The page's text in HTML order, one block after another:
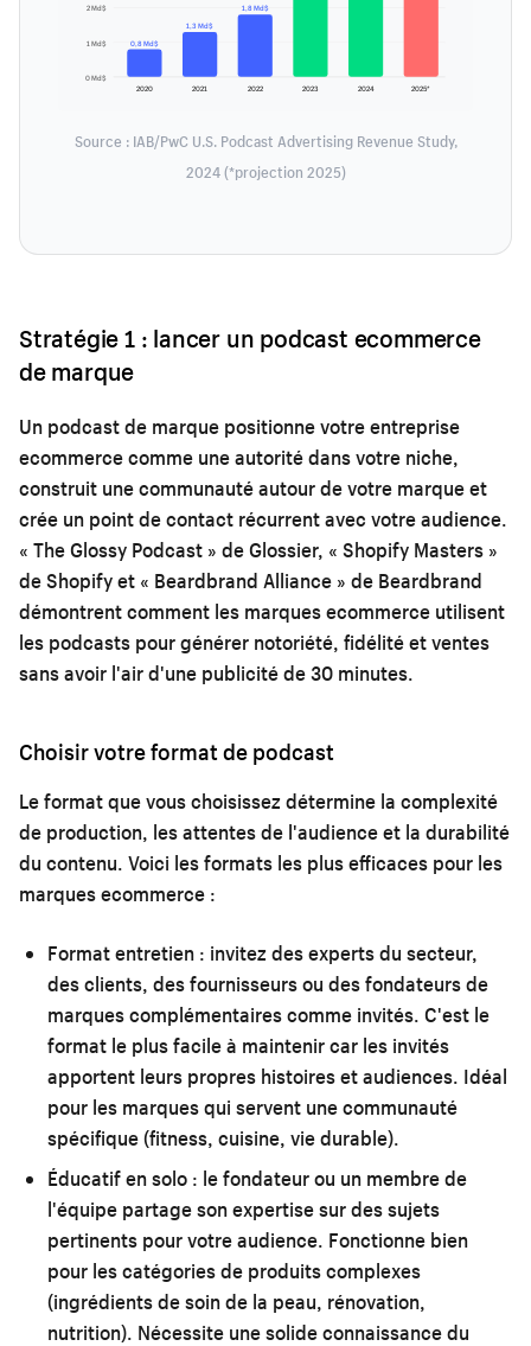
0 Md$
1 Md$
2 Md$
2020
0,8 Md$
2021
1,3 Md$
2022
1,8 Md$
2023 2024 2025*
Source : IAB/PwC U.S. Podcast Advertising Revenue Study,
2024 (*projection 2025)
Stratégie 1 : lancer un podcast ecommerce
de marque
Un podcast de marque positionne votre entreprise
ecommerce comme une autorité dans votre niche,
construit une communauté autour de votre marque et
crée un point de contact récurrent avec votre audience.
« The Glossy Podcast » de Glossier, « Shopify Masters »
de Shopify et « Beardbrand Alliance » de Beardbrand
démontrent comment les marques ecommerce utilisent
les podcasts pour générer notoriété, fidélité et ventes
sans avoir l'air d'une publicité de 30 minutes.
Choisir votre format de podcast
Le format que vous choisissez détermine la complexité
de production, les attentes de l'audience et la durabilité
du contenu. Voici les formats les plus efficaces pour les
marques ecommerce :
Format entretien : invitez des experts du secteur,
des clients, des fournisseurs ou des fondateurs de
marques complémentaires comme invités. C'est le
format le plus facile à maintenir car les invités
apportent leurs propres histoires et audiences. Idéal
pour les marques qui servent une communauté
spécifique (fitness, cuisine, vie durable).
Éducatif en solo : le fondateur ou un membre de
l'équipe partage son expertise sur des sujets
pertinents pour votre audience. Fonctionne bien
pour les catégories de produits complexes
(ingrédients de soin de la peau, rénovation,
nutrition). Nécessite une solide connaissance du